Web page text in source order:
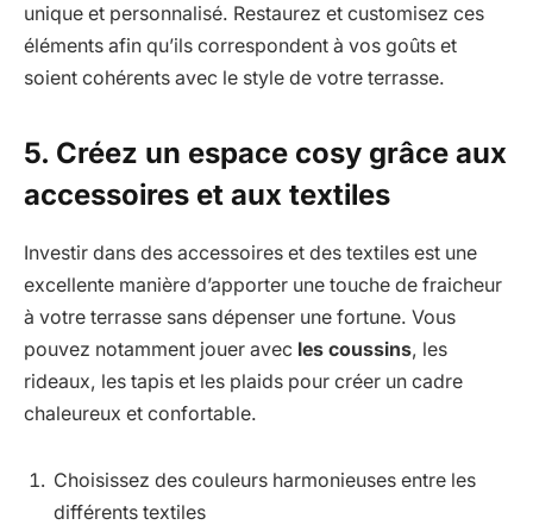
unique et personnalisé. Restaurez et customisez ces
éléments afin qu’ils correspondent à vos goûts et
soient cohérents avec le style de votre terrasse.
5. Créez un espace cosy grâce aux
accessoires et aux textiles
Investir dans des accessoires et des textiles est une
excellente manière d’apporter une touche de fraicheur
à votre terrasse sans dépenser une fortune. Vous
pouvez notamment jouer avec les coussins, les
rideaux, les tapis et les plaids pour créer un cadre
chaleureux et confortable.
Choisissez des couleurs harmonieuses entre les
différents textiles